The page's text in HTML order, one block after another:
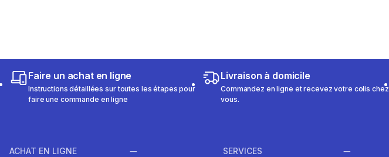
Faire un achat en ligne
Instructions détaillées sur toutes les étapes pour
faire une commande en ligne
Livraison à domicile
Commandez en ligne et recevez votre colis chez
vous.
ACHAT EN LIGNE SERVICES